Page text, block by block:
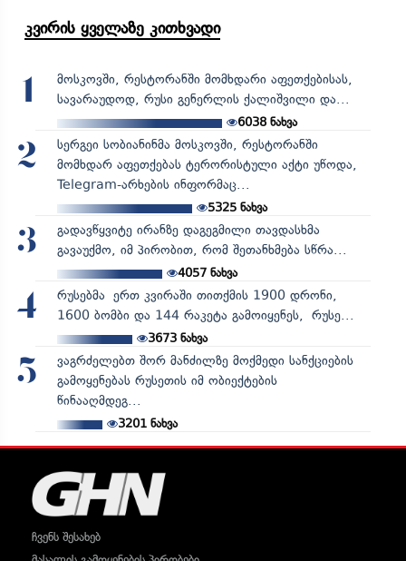
კვირის ყველაზე კითხვადი
1
მოსკოვში, რესტორანში მომხდარი აფეთქებისას,
სავარაუდოდ, რუსი გენერლის ქალიშვილი და...
6038 ნახვა
2
სერგეი სობიანინმა მოსკოვში, რესტორანში
მომხდარ აფეთქებას ტერორისტული აქტი უწოდა,
Telegram-არხების ინფორმაც...
5325ნახვა
3
გადავწყვიტე ირანზე დაგეგმილი თავდასხმა
გავაუქმო, იმ პირობით, რომ შეთანხმება სწრა...
4057ნახვა
4
რუსებმა ერთ კვირაში თითქმის 1900 დრონი,
1600 ბომბი და 144 რაკეტა გამოიყენეს, რუსე...
3673ნახვა
5
ვაგრძელებთ შორ მანძილზე მოქმედი სანქციების
გამოყენებას რუსეთის იმ ობიექტების
წინააღმდეგ...
3201ნახვა
ჩვენს შესახებ